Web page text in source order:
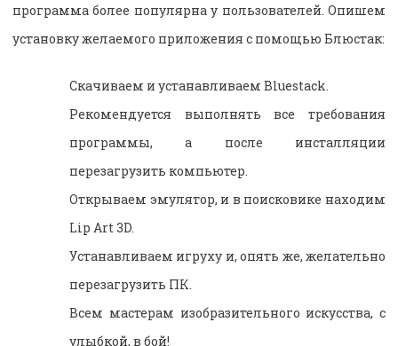
программа более популярна у пользователей. Опишем
установку желаемого приложения с помощью Блюстак:
Скачиваем и устанавливаем Bluestack.
Рекомендуется выполнять все требования
программы, а после инсталляции
перезагрузить компьютер.
Открываем эмулятор, и в поисковике находим
Lip Art 3D.
Устанавливаем игруху и, опять же, желательно
перезагрузить ПК.
Всем мастерам изобразительного искусства, с
улыбкой, в бой!